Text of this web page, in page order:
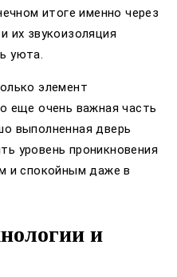
итоге именно через
их звукоизоляция
уюта.
элемент
еще очень важная часть
выполненная дверь
уровень проникновения
и спокойным даже в
и